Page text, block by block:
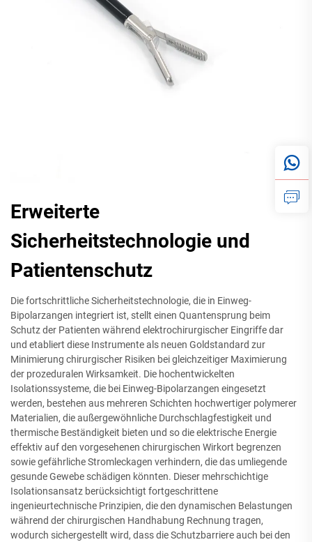
Erweiterte
Sicherheitstechnologie und
Patientenschutz
Die fortschrittliche Sicherheitstechnologie, die in Einweg-
Bipolarzangen integriert ist, stellt einen Quantensprung beim
Schutz der Patienten während elektrochirurgischer Eingriffe dar
und etabliert diese Instrumente als neuen Goldstandard zur
Minimierung chirurgischer Risiken bei gleichzeitiger Maximierung
der prozeduralen Wirksamkeit. Die hochentwickelten
Isolationssysteme, die bei Einweg-Bipolarzangen eingesetzt
werden, bestehen aus mehreren Schichten hochwertiger polymerer
Materialien, die außergewöhnliche Durchschlagfestigkeit und
thermische Beständigkeit bieten und so die elektrische Energie
effektiv auf den vorgesehenen chirurgischen Wirkort begrenzen
sowie gefährliche Stromleckagen verhindern, die das umliegende
gesunde Gewebe schädigen könnten. Dieser mehrschichtige
Isolationsansatz berücksichtigt fortgeschrittene
ingenieurtechnische Prinzipien, die den dynamischen Belastungen
während der chirurgischen Handhabung Rechnung tragen,
wodurch sichergestellt wird, dass die Schutzbarriere auch bei den